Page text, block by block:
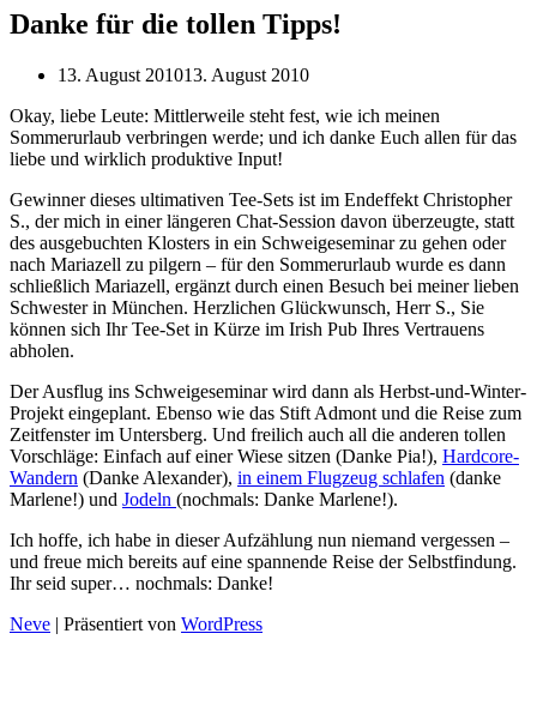
Danke für die tollen Tipps!
13. August 201013. August 2010
Okay, liebe Leute: Mittlerweile steht fest, wie ich meinen
Sommerurlaub verbringen werde; und ich danke Euch allen für das
liebe und wirklich produktive Input!
Gewinner dieses ultimativen Tee-Sets ist im Endeffekt Christopher
S., der mich in einer längeren Chat-Session davon überzeugte, statt
des ausgebuchten Klosters in ein Schweigeseminar zu gehen oder
nach Mariazell zu pilgern – für den Sommerurlaub wurde es dann
schließlich Mariazell, ergänzt durch einen Besuch bei meiner lieben
Schwester in München. Herzlichen Glückwunsch, Herr S., Sie
können sich Ihr Tee-Set in Kürze im Irish Pub Ihres Vertrauens
abholen.
Der Ausflug ins Schweigeseminar wird dann als Herbst-und-Winter-
Projekt eingeplant. Ebenso wie das Stift Admont und die Reise zum
Zeitfenster im Untersberg. Und freilich auch all die anderen tollen
Vorschläge: Einfach auf einer Wiese sitzen (Danke Pia!), Hardcore-
Wandern (Danke Alexander), in einem Flugzeug schlafen (danke
Marlene!) und Jodeln (nochmals: Danke Marlene!).
Ich hoffe, ich habe in dieser Aufzählung nun niemand vergessen –
und freue mich bereits auf eine spannende Reise der Selbstfindung.
Ihr seid super… nochmals: Danke!
Neve | Präsentiert von WordPress